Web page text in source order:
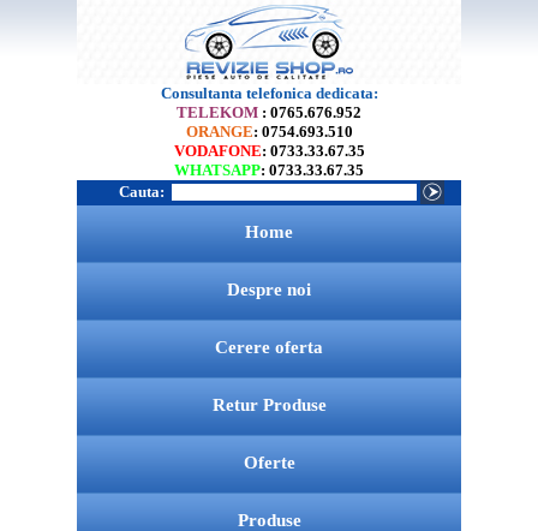
Consultanta telefonica dedicata:
TELEKOM : 0765.676.952
ORANGE: 0754.693.510
VODAFONE: 0733.33.67.35
WHATSAPP: 0733.33.67.35
Cauta:
Home
Despre noi
Cerere oferta
Retur Produse
Oferte
Produse